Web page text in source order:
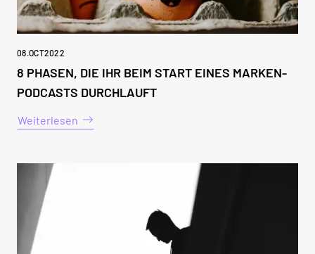
08 OCT2022
8 PHASEN, DIE IHR BEIM START EINES MARKEN-
PODCASTS DURCHLAUFT
Weiterlesen